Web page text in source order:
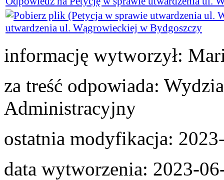
utwardzenia ul. Wągrowieckiej w Bydgoszczy
informację wytworzył:
za treść odpowiada:
Administracyjny
ostatnia modyfikacja:
data wytworzenia: 2023-